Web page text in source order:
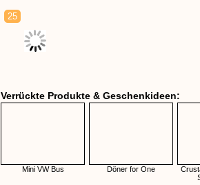
25
Verrückte Produkte & Geschenkideen:
Mini VW Bus Döner for One